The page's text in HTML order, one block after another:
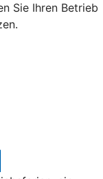
Sie Ihren Betrieb